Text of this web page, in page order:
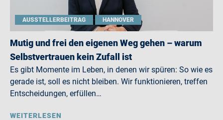
AUSSTELLERBEITRAG HANNOVER
Mutig und frei den eigenen Weg gehen – warum
Selbstvertrauen kein Zufall ist
Es gibt Momente im Leben, in denen wir spüren: So wie es
gerade ist, soll es nicht bleiben. Wir funktionieren, treffen
Entscheidungen, erfüllen…
WEITERLESEN